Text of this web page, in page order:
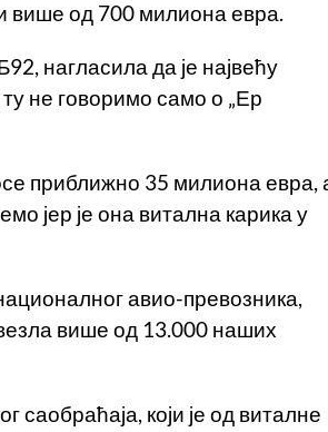
више од 700 милиона евра.
нагласила да је највећу
не говоримо само о „Ер
приближно 35 милиона евра,
јер је она витална карика у
авио-превозника,
више од 13.000 наших
саобраћаја, који је од виталне